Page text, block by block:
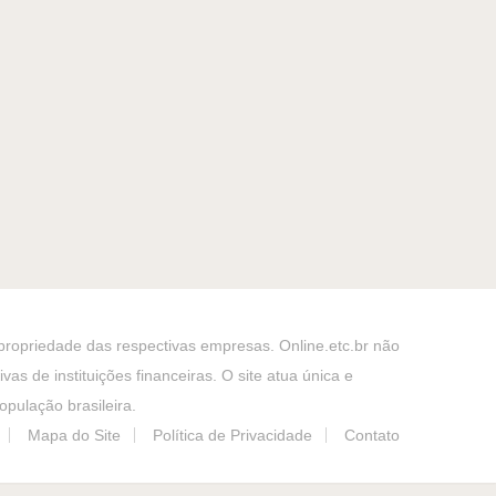
das respectivas empresas. Online.etc.br não
de instituições financeiras. O site atua única e
brasileira.
Mapa do Site Política de Privacidade Contato